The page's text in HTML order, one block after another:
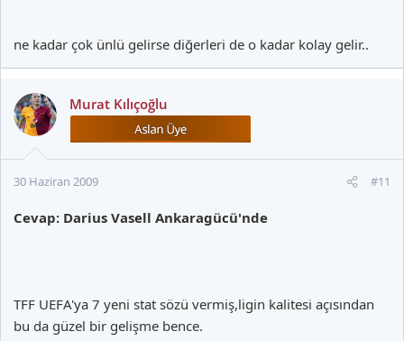
ne kadar çok ünlü gelirse diğerleri de o kadar kolay gelir..
Murat Kılıçoğlu
30 Haziran 2009 #11
Cevap: Darius Vasell Ankaragücü'nde
TFF UEFA'ya 7 yeni stat sözü vermiş,ligin kalitesi açısından
bu da güzel bir gelişme bence.